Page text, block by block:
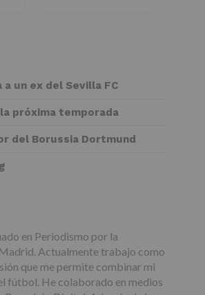
un ex del Sevilla FC
próxima temporada
del Borussia Dortmund
en Periodismo por la
Actualmente trabajo como
que me permite combinar mi
fútbol. He colaborado en medios